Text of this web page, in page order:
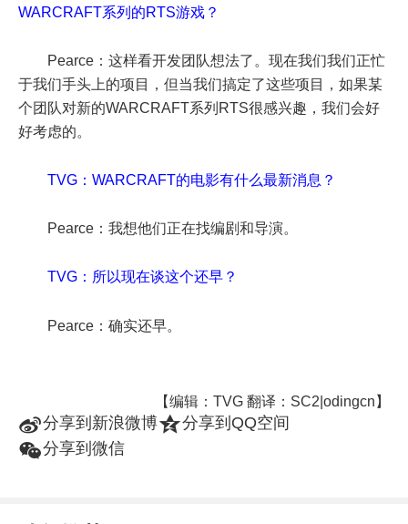
WARCRAFT系列的RTS游戏？
Pearce：这样看开发团队想法了。现在我们我们正忙
于我们手头上的项目，但当我们搞定了这些项目，如果某
个团队对新的WARCRAFT系列RTS很感兴趣，我们会好
好考虑的。
TVG：WARCRAFT的电影有什么最新消息？
Pearce：我想他们正在找编剧和导演。
TVG：所以现在谈这个还早？
Pearce：确实还早。
【编辑：TVG 翻译：SC2|odingcn】
t分享到新浪微博z分享到QQ空间
w分享到微信